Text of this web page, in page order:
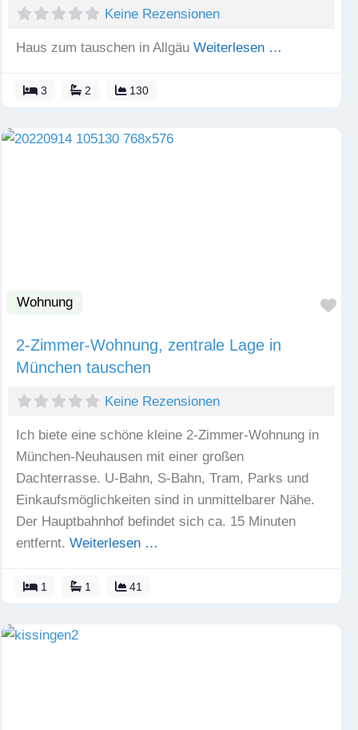
Keine Rezensionen
Haus zum tauschen in Allgäu Weiterlesen …
3 2 130
Wohnung
2-Zimmer-Wohnung, zentrale Lage in
München tauschen
Keine Rezensionen
Ich biete eine schöne kleine 2-Zimmer-Wohnung in
München-Neuhausen mit einer großen
Dachterrasse. U-Bahn, S-Bahn, Tram, Parks und
Einkaufsmöglichkeiten sind in unmittelbarer Nähe.
Der Hauptbahnhof befindet sich ca. 15 Minuten
entfernt. Weiterlesen …
1 1 41